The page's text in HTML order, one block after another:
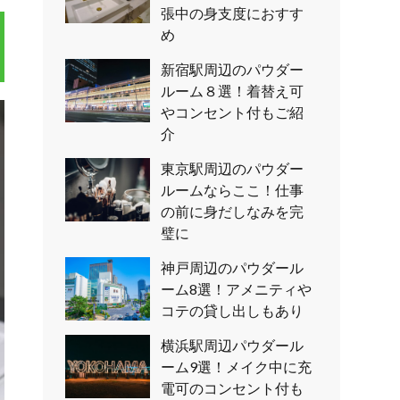
張中の身支度におすす
め
新宿駅周辺のパウダー
ルーム８選！着替え可
やコンセント付もご紹
介
東京駅周辺のパウダー
ルームならここ！仕事
の前に身だしなみを完
璧に
神戸周辺のパウダール
ーム8選！アメニティや
コテの貸し出しもあり
横浜駅周辺パウダール
ーム9選！メイク中に充
電可のコンセント付も